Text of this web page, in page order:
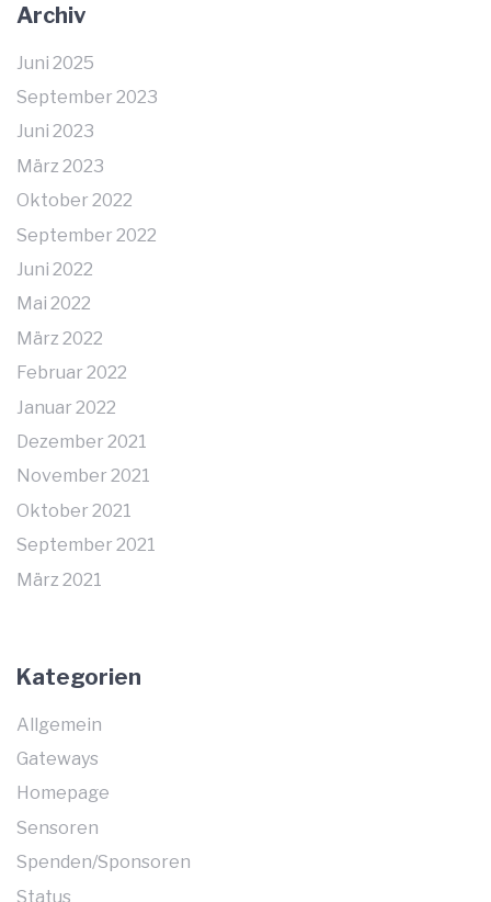
Archiv
Juni 2025
September 2023
Juni 2023
März 2023
Oktober 2022
September 2022
Juni 2022
Mai 2022
März 2022
Februar 2022
Januar 2022
Dezember 2021
November 2021
Oktober 2021
September 2021
März 2021
Kategorien
Allgemein
Gateways
Homepage
Sensoren
Spenden/Sponsoren
Status